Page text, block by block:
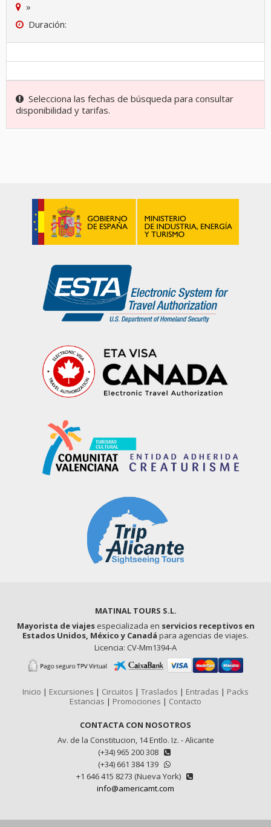
»
Duración:
Selecciona las fechas de búsqueda para consultar
disponibilidad y tarifas.
MATINAL TOURS S.L.
Mayorista de viajesespecializada en servicios receptivos en
Estados Unidos, México y Canadá para agencias de viajes.
Licencia: CV-Mm1394-A
Inicio | Excursiones | Circuitos | Traslados | Entradas | Packs
Estancias | Promociones | Contacto
CONTACTA CON NOSOTROS
Av. de la Constitucion, 14 Entlo. Iz. - Alicante
(+34) 965 200 308
(+34) 661 384 139
+1 646 415 8273 (Nueva York)
info@americamt.com